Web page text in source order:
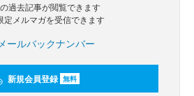
の過去記事が閲覧できます
定メルマガを受信できます
ールバックナンバー
新規会員登録 無料